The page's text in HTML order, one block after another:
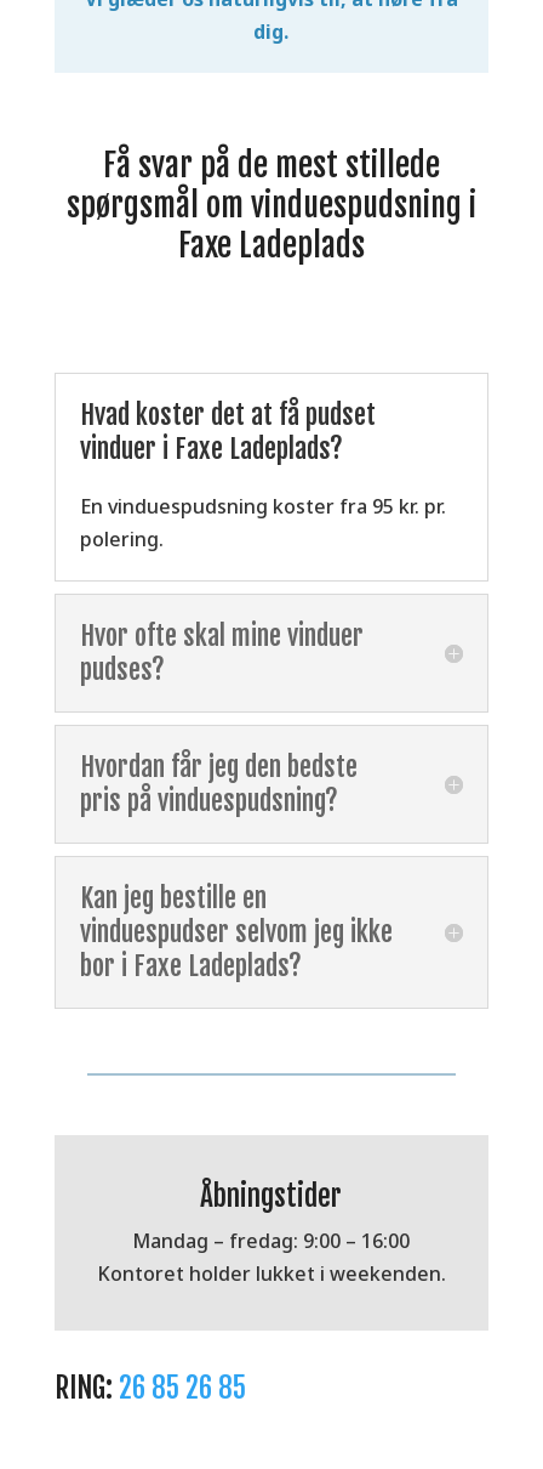
dig.
Få svar på de mest stillede
spørgsmål om vinduespudsning i
Faxe Ladeplads
Hvad koster det at få pudset
vinduer i Faxe Ladeplads?
En vinduespudsning koster fra 95 kr. pr.
polering.
Hvor ofte skal mine vinduer
pudses?
Hvordan får jeg den bedste
pris på vinduespudsning?
Kan jeg bestille en
vinduespudser selvom jeg ikke
bor i Faxe Ladeplads?
Åbningstider
Mandag – fredag: 9:00 – 16:00
Kontoret holder lukket i weekenden.
RING: 26 85 26 85